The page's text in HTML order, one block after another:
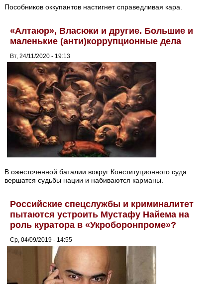
Пособников оккупантов настигнет справедливая кара.
«Алтаюр», Власюки и другие. Большие и
маленькие (анти)коррупционные дела
Вт, 24/11/2020 - 19:13
В ожесточенной баталии вокруг Конституционного суда
вершатся судьбы нации и набиваются карманы.
Российские спецслужбы и криминалитет
пытаются устроить Мустафу Найема на
роль куратора в «Укроборонпроме»?
Ср, 04/09/2019 - 14:55